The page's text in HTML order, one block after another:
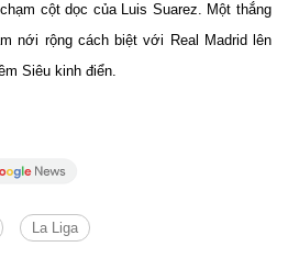
cột dọc của Luis Suarez. Một thắng
nới rộng cách biệt với Real Madrid lên
Siêu kinh điển.
La Liga